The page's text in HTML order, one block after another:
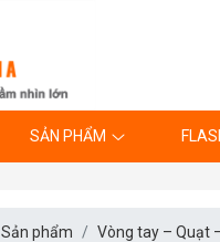
SẢN PHẨM
Sản phẩm Vòng tay – Quạt